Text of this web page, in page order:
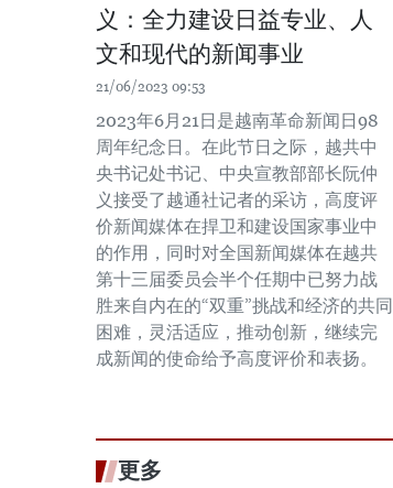
义：全力建设日益专业、人
文和现代的新闻事业
21/06/2023 09:53
2023年6月21日是越南革命新闻日98
周年纪念日。在此节日之际，越共中
央书记处书记、中央宣教部部长阮仲
义接受了越通社记者的采访，高度评
价新闻媒体在捍卫和建设国家事业中
的作用，同时对全国新闻媒体在越共
第十三届委员会半个任期中已努力战
胜来自内在的“双重”挑战和经济的共同
困难，灵活适应，推动创新，继续完
成新闻的使命给予高度评价和表扬。
更多